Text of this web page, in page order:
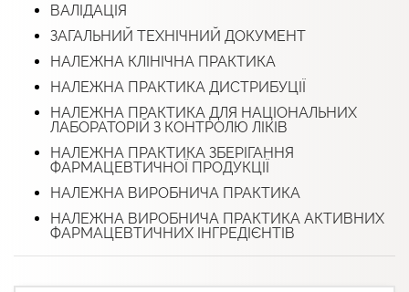
ВАЛІДАЦІЯ
ЗАГАЛЬНИЙ ТЕХНІЧНИЙ ДОКУМЕНТ
НАЛЕЖНА КЛІНІЧНА ПРАКТИКА
НАЛЕЖНА ПРАКТИКА ДИСТРИБУЦІЇ
НАЛЕЖНА ПРАКТИКА ДЛЯ НАЦІОНАЛЬНИХ
ЛАБОРАТОРІЙ З КОНТРОЛЮ ЛІКІВ
НАЛЕЖНА ПРАКТИКА ЗБЕРІГАННЯ
ФАРМАЦЕВТИЧНОЇ ПРОДУКЦІЇ
НАЛЕЖНА ВИРОБНИЧА ПРАКТИКА
НАЛЕЖНА ВИРОБНИЧА ПРАКТИКА АКТИВНИХ
ФАРМАЦЕВТИЧНИХ ІНГРЕДІЄНТІВ